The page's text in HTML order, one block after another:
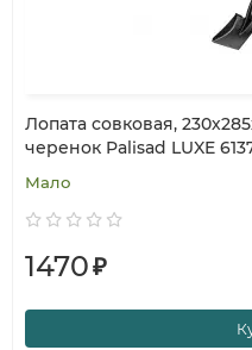
Лопата совковая,
черенок Palisad LUXE
Мало
1470₽